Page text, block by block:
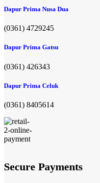
Dapur Prima Nusa Dua
(0361) 4729245
Dapur Prima Gatsu
(0361) 426343
Dapur Prima Celuk
(0361) 8405614
Secure Payments